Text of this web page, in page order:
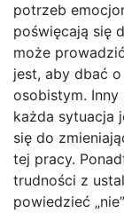
potrzeb
poświęcają się
może
jest, aby dbać
osobistym.
każda sytuacja
się do
tej pracy.
trudności z
powiedzieć